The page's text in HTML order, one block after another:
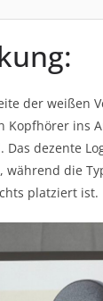
der weißen
Kopfhörer ins
dezente
während die
platziert ist.